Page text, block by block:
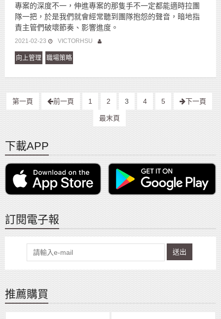
專案的深度不一，伸進專案的那隻手不一定都能適時拉團
隊一把，於是我們就會經常聽到團隊抱怨的聲音，暗地指
責主管們破壞節奏、影響進度。
2021-02-23 VICTORHSU
向上管理 職場策略
第一頁 前一頁 1 2 3 4 5 下一頁
最末頁
下載APP
訂閱電子報
送出
推薦購買